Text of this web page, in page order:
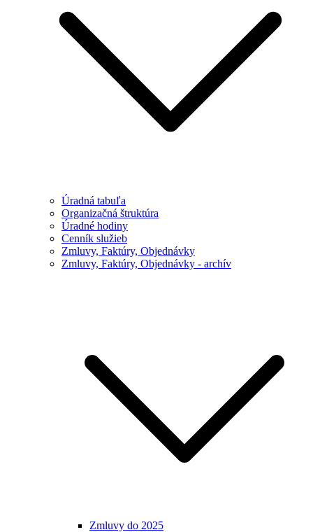
Úradná tabuľa
Organizačná štruktúra
Úradné hodiny
Cenník služieb
Zmluvy, Faktúry, Objednávky
Zmluvy, Faktúry, Objednávky - archív
Zmluvy do 2025